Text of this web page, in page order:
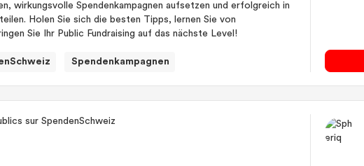
wirkungsvolle Spendenkampagnen aufsetzen und erfolgreich in
Holen Sie sich die besten Tipps, lernen Sie von
Sie Ihr Public Fundraising auf das nächste Level!
Spendenkampagnen